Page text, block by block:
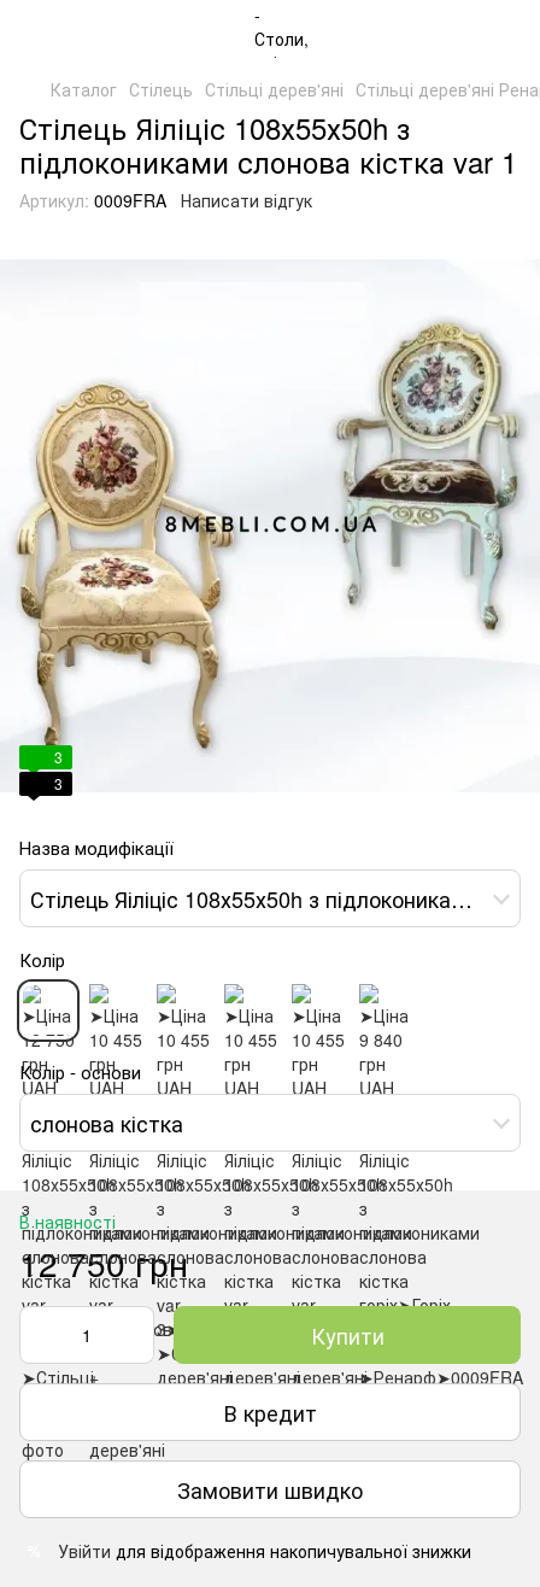
Каталог Стілець Стільці дерев'яні Стільці дерев'яні
Стілець Яіліціс 108х55х50h з
підлокониками слонова кістка var 1
Артикул: 0009FRA Написати відгук
3
3
Назва модифікації
Стілець Яіліціс 108х55х50h з підлокониками слонова кістка var 1
Колір
Колір - основи
слонова кістка
В наявності
12 750 грн
Купити
В кредит
Замовити швидко
Увійти для відображення накопичувальної знижки